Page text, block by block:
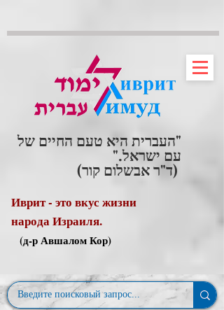
"העברית היא טעם החיים של
עם ישראל."
(ד"ר אבשלום קור)
Иврит - это вкус жизни
народа Израиля.
(д-р Авшалом Кор)